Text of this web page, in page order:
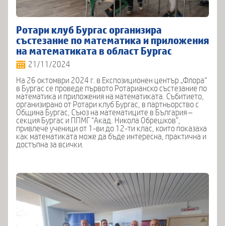
Ротари клуб Бургас организира
състезание по математика и приложения
на математиката в област Бургас
21/11/2024
На 26 октомври 2024 г. в Експозиционен център „Флора“
в Бургас се проведе първото Ротарианско състезание по
математика и приложения на математиката. Събитието,
организирано от Ротари клуб Бургас, в партньорство с
Община Бургас, Съюз на математиците в България –
секция Бургас и ППМГ “Акад. Никола Обрешков”,
привлече ученици от 1-ви до 12-ти клас, които показаха
как математиката може да бъде интересна, практична и
достъпна за всички.